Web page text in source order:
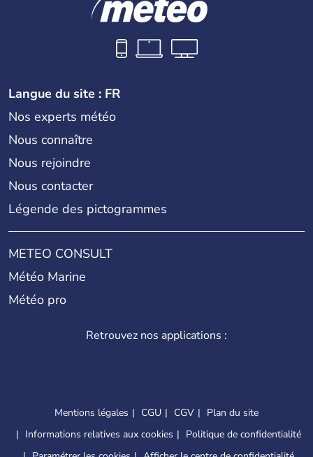
Langue du site : FR
Nos experts météo
Nous connaître
Nous rejoindre
Nous contacter
Légende des pictogrammes
METEO CONSULT
Météo Marine
Météo pro
Retrouvez nos applications :
Mentions légales CGU CGV
Plan du site
Informations relatives aux cookies
Politique de confidentialité